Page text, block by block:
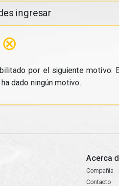
ingresar
⊗
por el siguiente motivo:
dado ningún motivo.
Acerca
Compañía
Contacto